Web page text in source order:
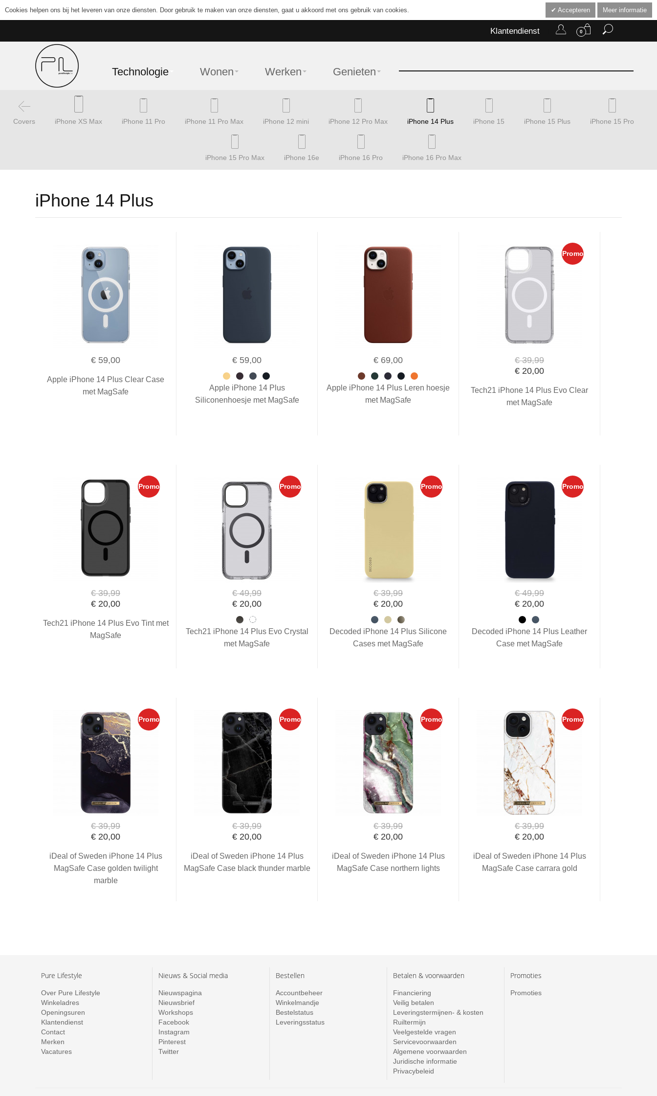
Cookies helpen ons bij het leveren van onze diensten. Door gebruik te maken van onze diensten, gaat u akkoord met ons gebruik van cookies. Accepteren Meer informatie
0
Klantendienst
Technologie Wonen Werken Genieten
Covers iPhone XS Max iPhone 11 Pro iPhone 11 Pro Max iPhone 12 mini iPhone 12 Pro Max iPhone 14 Plus iPhone 15 iPhone 15 Plus iPhone 15 Pro
iPhone 15 Pro Max iPhone 16e iPhone 16 Pro iPhone 16 Pro Max
iPhone 14 Plus
€ 59,00
Apple iPhone 14 Plus Clear Case
met MagSafe
€ 59,00
Apple iPhone 14 Plus
Siliconenhoesje met MagSafe
€ 69,00
Apple iPhone 14 Plus Leren hoesje
met MagSafe
Promo
€ 39,99
€ 20,00
Tech21 iPhone 14 Plus Evo Clear
met MagSafe
Promo
€ 39,99
€ 20,00
Tech21 iPhone 14 Plus Evo Tint met
MagSafe
Promo
€ 49,99
€ 20,00
Tech21 iPhone 14 Plus Evo Crystal
met MagSafe
Promo
€ 39,99
€ 20,00
Decoded iPhone 14 Plus Silicone
Cases met MagSafe
Promo
€ 49,99
€ 20,00
Decoded iPhone 14 Plus Leather
Case met MagSafe
Promo
€ 39,99
€ 20,00
iDeal of Sweden iPhone 14 Plus
MagSafe Case golden twilight
marble
Promo
€ 39,99
€ 20,00
iDeal of Sweden iPhone 14 Plus
MagSafe Case black thunder marble
Promo
€ 39,99
€ 20,00
iDeal of Sweden iPhone 14 Plus
MagSafe Case northern lights
Promo
€ 39,99
€ 20,00
iDeal of Sweden iPhone 14 Plus
MagSafe Case carrara gold
Pure Lifestyle
Over Pure Lifestyle
Winkeladres
Openingsuren
Klantendienst
Contact
Merken
Vacatures
Nieuws & Social media
Nieuwspagina
Nieuwsbrief
Workshops
Facebook
Instagram
Pinterest
Twitter
Bestellen
Accountbeheer
Winkelmandje
Bestelstatus
Leveringsstatus
Betalen & voorwaarden
Financiering
Veilig betalen
Leveringstermijnen- & kosten
Ruiltermijn
Veelgestelde vragen
Servicevoorwaarden
Algemene voorwaarden
Juridische informatie
Privacybeleid
Promoties
Promoties